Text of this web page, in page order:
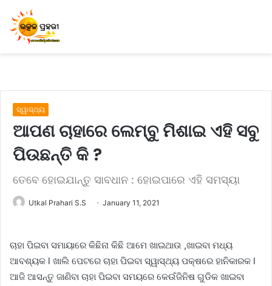
ସ୍ୱାସ୍ଥ୍ୟ
ଆପଣ ଚାହାରେ ଲେମ୍ବୁ ମିଶାଇ ଏହି ସବୁ
ପିଉଛନ୍ତି କି ?
ତେବେ ହୋଇଯାନ୍ତୁ ସାବଧାନ : ହୋଇପାରେ ଏହି ସମସ୍ୟା
Utkal Prahari S.S January 11, 2021
ଚାହା ପିଇବା ସମାୟାରେ କିଛିନା କିଛି ଆମେ ଖାଇଥାଉ ,ଖାଇବା ମଧ୍ୟ
ଆବଶ୍ୟକ l ଖାଲି ପେଟରେ ଚାହା ପିଇବା ସ୍ୱାସ୍ଥ୍ୟ ପକ୍ଷରେ ହାନିକାରକ l
ଆଜି ଆସନ୍ତୁ ଜାଣିବା ଚାହା ପିଇବା ସମୟରେ କେଉଁଜିନିଷ ଗୁଡିକ ଖାଇବା